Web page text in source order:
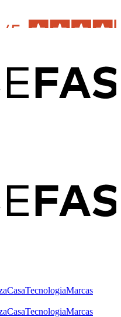
CasaTecnologiaMarcas
CasaTecnologiaMarcas